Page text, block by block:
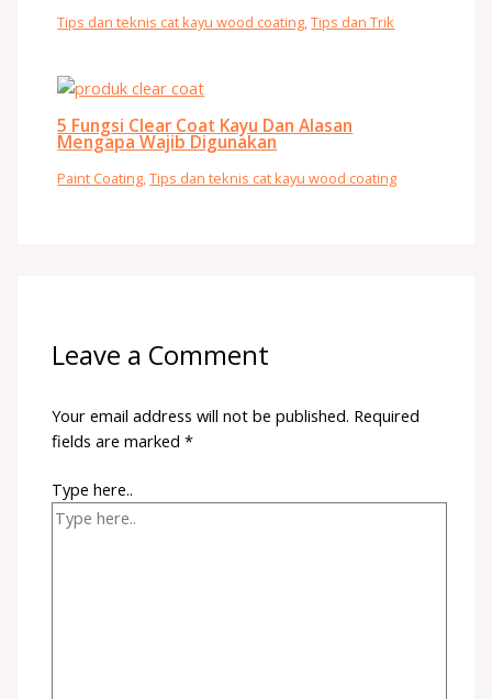
Tips dan teknis cat kayu wood coating,Tips dan Trik
5 Fungsi Clear Coat Kayu Dan Alasan
Mengapa Wajib Digunakan
Paint Coating,Tips dan teknis cat kayu wood coating
Leave a Comment
Your email address will not be published. Required
fields are marked*
Type here..